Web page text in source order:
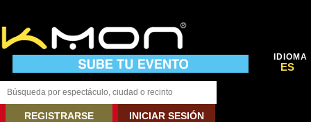
IDIOMA
ES
REGISTRARSE INICIAR SESIÓN